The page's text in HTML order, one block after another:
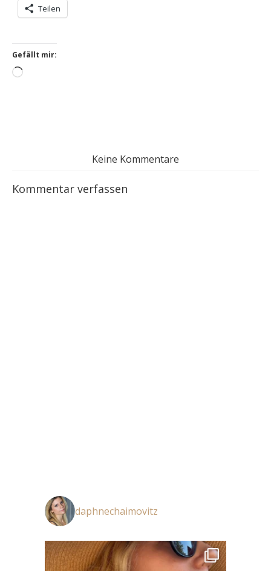
Teilen
Gefällt mir:
Wird
Keine Kommentare
Kommentar verfassen
daphnechaimovitz